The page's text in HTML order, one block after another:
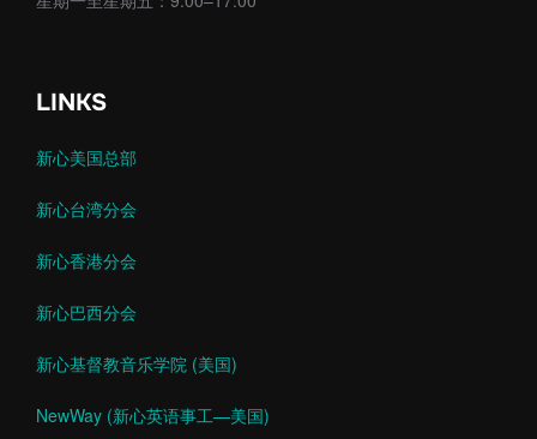
LINKS
新心美国总部
新心台湾分会
新心香港分会
新心巴西分会
新心基督教音乐学院 (美国)
NewWay (新心英语事工—美国)